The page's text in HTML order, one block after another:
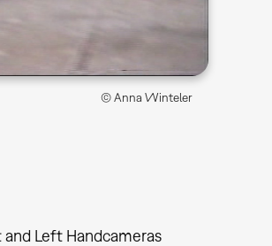
© Anna Winteler
Left Handcameras